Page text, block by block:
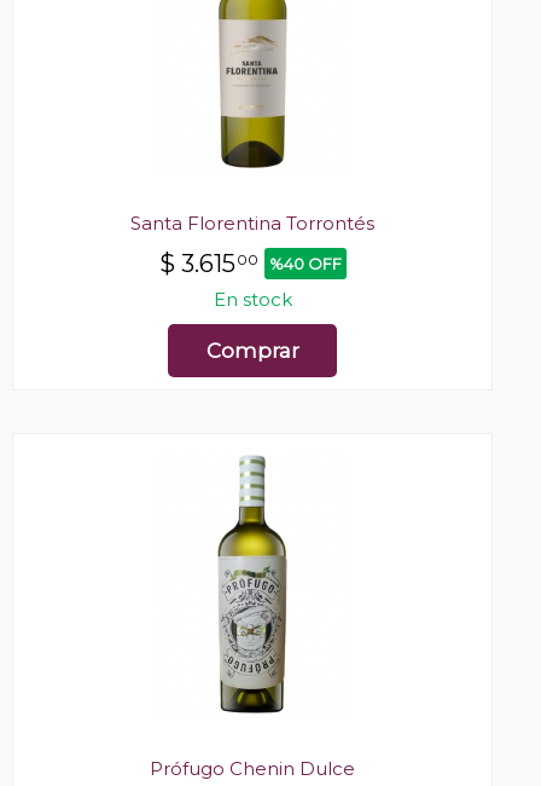
Santa Florentina Torrontés
$ 3.61500 %40 OFF
En stock
Comprar
Prófugo Chenin Dulce